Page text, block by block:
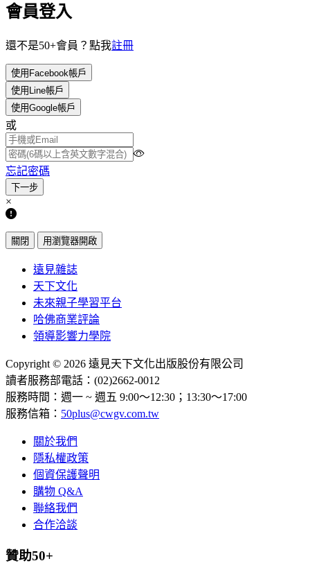
會員登入
還不是50+會員？點我註冊
使用Facebook帳戶
使用Line帳戶
使用Google帳戶
或
忘記密碼
×
關閉 用瀏覽器開啟
遠見雜誌
天下文化
未來親子學習平台
哈佛商業評論
領導影響力學院
Copyright © 2026 遠見天下文化出版股份有限公司
讀者服務部電話：(02)2662-0012
服務時間：週一 ~ 週五 9:00～12:30；13:30～17:00
服務信箱： 50plus@cwgv.com.tw
關於我們
隱私權政策
個資保護聲明
購物 Q&A
聯絡我們
合作洽談
贊助50+